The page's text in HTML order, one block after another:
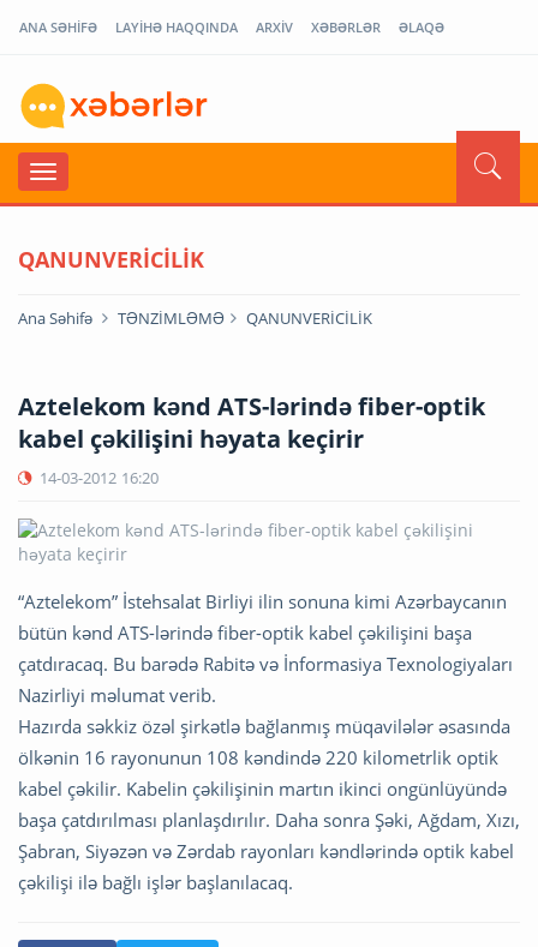
ANA SƏHİFƏ LAYİHƏ HAQQINDA ARXİV XƏBƏRLƏR ƏLAQƏ
QANUNVERİCİLİK
Ana Səhifə TƏNZİMLƏMƏ QANUNVERİCİLİK
Aztelekom kənd ATS-lərində fiber-optik
kabel çəkilişini həyata keçirir
14-03-2012 16:20
“Aztelekom” İstehsalat Birliyi ilin sonuna kimi Azərbaycanın
bütün kənd ATS-lərində fiber-optik kabel çəkilişini başa
çatdıracaq. Bu barədə Rabitə və İnformasiya Texnologiyaları
Nazirliyi məlumat verib.
Hazırda səkkiz özəl şirkətlə bağlanmış müqavilələr əsasında
ölkənin 16 rayonunun 108 kəndində 220 kilometrlik optik
kabel çəkilir. Kabelin çəkilişinin martın ikinci ongünlüyündə
başa çatdırılması planlaşdırılır. Daha sonra Şəki, Ağdam, Xızı,
Şabran, Siyəzən və Zərdab rayonları kəndlərində optik kabel
çəkilişi ilə bağlı işlər başlanılacaq.